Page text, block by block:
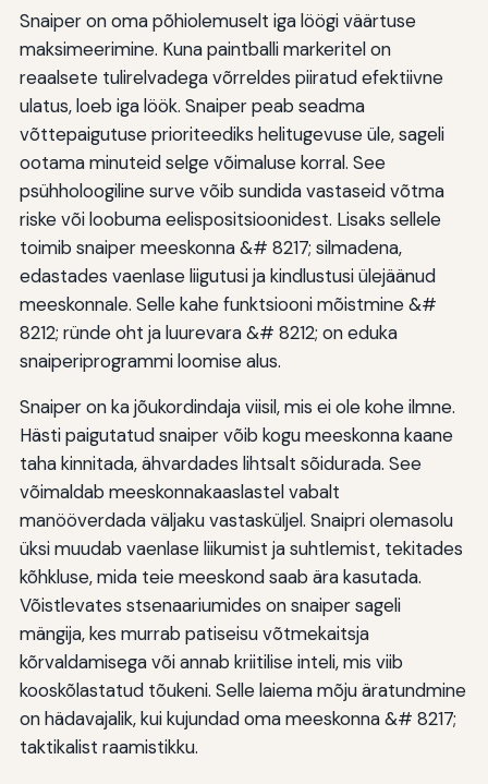
Snaiper on oma põhiolemuselt iga löögi väärtuse
maksimeerimine. Kuna paintballi markeritel on
reaalsete tulirelvadega võrreldes piiratud efektiivne
ulatus, loeb iga löök. Snaiper peab seadma
võttepaigutuse prioriteediks helitugevuse üle, sageli
ootama minuteid selge võimaluse korral. See
psühholoogiline surve võib sundida vastaseid võtma
riske või loobuma eelispositsioonidest. Lisaks sellele
toimib snaiper meeskonna &# 8217; silmadena,
edastades vaenlase liigutusi ja kindlustusi ülejäänud
meeskonnale. Selle kahe funktsiooni mõistmine &#
8212; ründe oht ja luurevara &# 8212; on eduka
snaiperiprogrammi loomise alus.
Snaiper on ka jõukordindaja viisil, mis ei ole kohe ilmne.
Hästi paigutatud snaiper võib kogu meeskonna kaane
taha kinnitada, ähvardades lihtsalt sõidurada. See
võimaldab meeskonnakaaslastel vabalt
manööverdada väljaku vastasküljel. Snaipri olemasolu
üksi muudab vaenlase liikumist ja suhtlemist, tekitades
kõhkluse, mida teie meeskond saab ära kasutada.
Võistlevates stsenaariumides on snaiper sageli
mängija, kes murrab patiseisu võtmekaitsja
kõrvaldamisega või annab kriitilise inteli, mis viib
kooskõlastatud tõukeni. Selle laiema mõju äratundmine
on hädavajalik, kui kujundad oma meeskonna &# 8217;
taktikalist raamistikku.